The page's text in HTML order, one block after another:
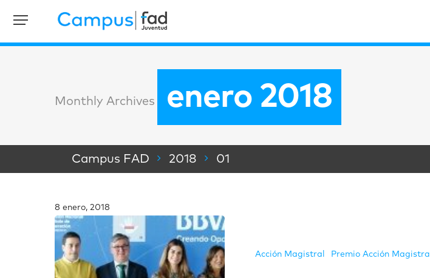
Monthly Archives enero 2018
Campus FAD 2018 01
8 enero, 2018
Acción Magistral Premio Acción Magistral